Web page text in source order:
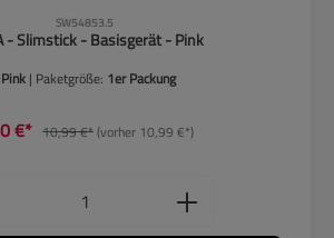
SW54853.5
- Slimstick - Basisgerät - Pink
Pink | Paketgröße: 1er Packung
€* 10,99 €*(vorher 10,99 €*)
Anzahl: Gib den